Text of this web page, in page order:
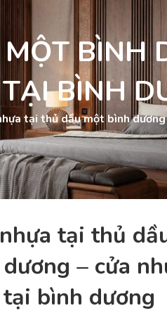
BÌNH
BÌNH
tại thủ dầu một bình
tại thủ
– cửa
bình dương